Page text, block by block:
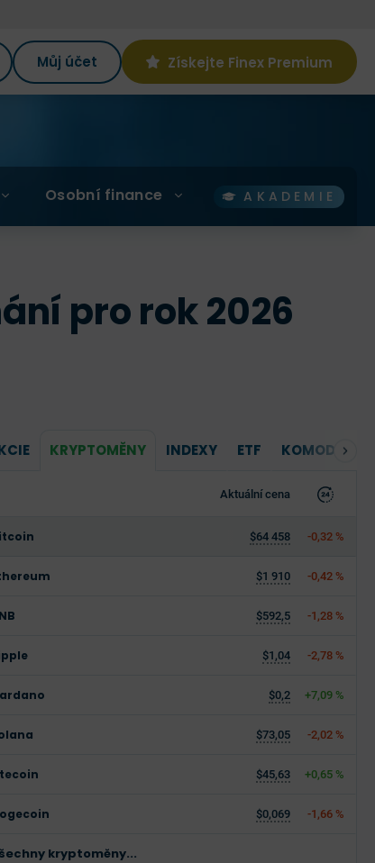
Můj účet Získejte Finex Premium
Osobní finance AKADEMIE
pro rok 2026
KRYPTOMĚNY INDEXY ETF KOMODITY
Aktuální cena
$64 458 -0,32 %
$1 910 -0,42 %
$592,5 -1,28 %
$1,04 -2,78 %
$0,2 +7,09 %
$73,05 -2,02 %
$45,63 +0,65 %
$0,069 -1,66 %
kryptoměny...